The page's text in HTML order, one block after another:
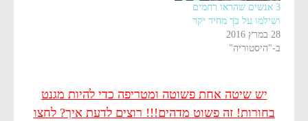
3 אנשים שהראו רחמים
ושילמו על כך מחיר יקר
28 במרץ 2016
ב-"היסטוריה"
יש שיטה אחת פשוטה ומטריפה כדי להיות מגנט
בחורות! זה פשוט מדהים!!! רוצים לדעת איך? לחצו